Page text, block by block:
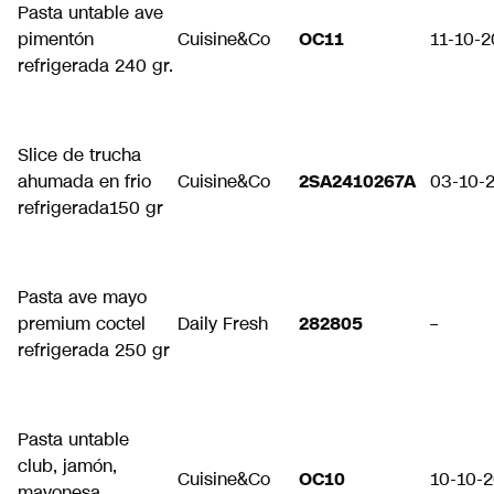
Pasta untable ave
pimentón
refrigerada 240 gr.
Cuisine&Co OC11 11-10-
Slice de trucha
ahumada en frio
refrigerada150 gr
Cuisine&Co 2SA2410267A 03-10-
Pasta ave mayo
premium coctel
refrigerada 250 gr
Daily Fresh 282805 –
Pasta untable
club, jamón,
Cuisine&Co OC10 10-10-